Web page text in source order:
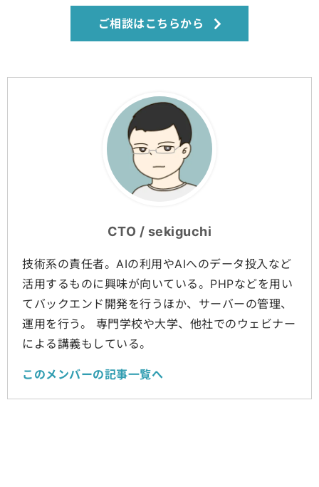
ご相談はこちらから
CTO / sekiguchi
技術系の責任者。AIの利用やAIへのデータ投入など
活用するものに興味が向いている。PHPなどを用い
てバックエンド開発を行うほか、サーバーの管理、
運用を行う。 専門学校や大学、他社でのウェビナー
による講義もしている。
このメンバーの記事一覧へ